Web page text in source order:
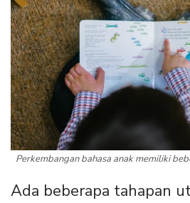
Perkembangan bahasa anak memiliki
Ada beberapa tahapan